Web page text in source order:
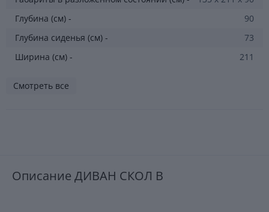
Глубина (см) -
90
Глубина сиденья (см) -
73
Ширина (см) -
211
Смотреть все
Описание ДИВАН СКОЛ В